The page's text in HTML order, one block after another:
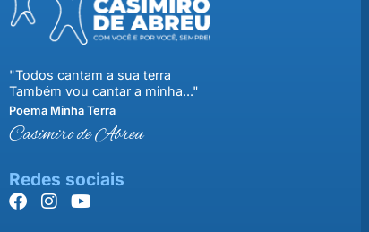
"Todos cantam a sua terra
Também vou cantar a minha..."
Poema Minha Terra
Casimiro de Abreu
Redes sociais